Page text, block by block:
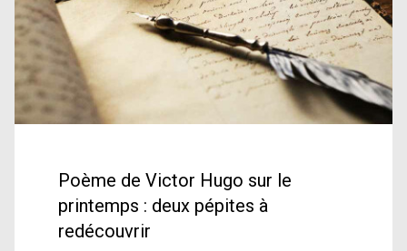
Poème de Victor Hugo sur le
printemps : deux pépites à
redécouvrir